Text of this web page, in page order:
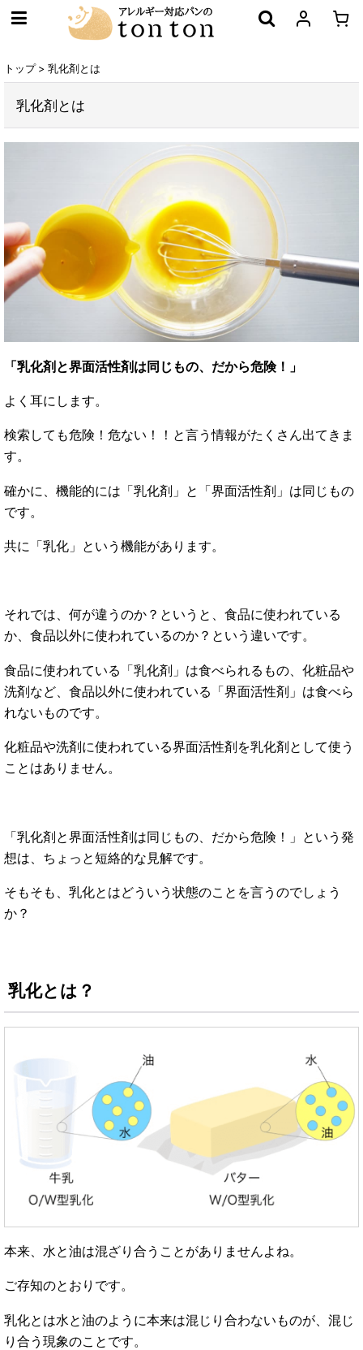
トップ > 乳化剤とは
乳化剤とは
「乳化剤と界面活性剤は同じもの、だから危険！」
よく耳にします。
検索しても危険！危ない！！と言う情報がたくさん出てきま
す。
確かに、機能的には「乳化剤」と「界面活性剤」は同じもの
です。
共に「乳化」という機能があります。
それでは、何が違うのか？というと、食品に使われている
か、食品以外に使われているのか？という違いです。
食品に使われている「乳化剤」は食べられるもの、化粧品や
洗剤など、食品以外に使われている「界面活性剤」は食べら
れないものです。
化粧品や洗剤に使われている界面活性剤を乳化剤として使う
ことはありません。
「乳化剤と界面活性剤は同じもの、だから危険！」という発
想は、ちょっと短絡的な見解です。
そもそも、乳化とはどういう状態のことを言うのでしょう
か？
乳化とは？
本来、水と油は混ざり合うことがありませんよね。
ご存知のとおりです。
乳化とは水と油のように本来は混じり合わないものが、混じ
り合う現象のことです。